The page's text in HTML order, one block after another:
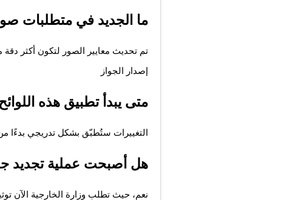
ما الجديد في متطلبات
تم تحديث معايير الصور لتكون أكثر دقة
إصدار الجواز
متى يبدأ تطبيق هذه
التغييرات ستُطبّق بشكل تدريجي بدءًا من 2025، ومن المتوقع أن تُعتمد بالكامل مع نهاية
هل أصبحت عملية تجديد
نعم، حيث تطلب وزارة الخارجية الآن